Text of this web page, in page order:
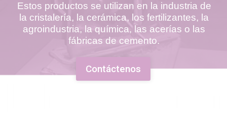
Contáctenos
Estos productos se utilizan en la industria de
la cristalería, la cerámica, los fertilizantes, la
agroindustria, la química, las acerías o las
fábricas de cemento.